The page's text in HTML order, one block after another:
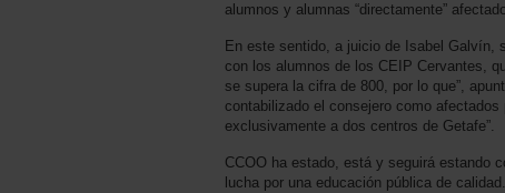
alumnos y alumnas “directamente”
En este sentido, a juicio de Isabel Galvín,
con los alumnos de los CEIP Cervantes,
se supera la cifra de 800, por lo que”,
contabilizado el consejero como
exclusivamente a dos centros de Getafe”.
CCOO ha estado, está y seguirá estando
lucha por una educación pública de